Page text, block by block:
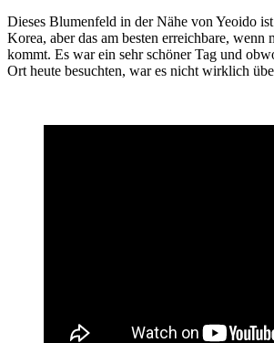
Dieses Blumenfeld in der Nähe von Yeoido
Korea, aber das am besten erreichbare, wenn
kommt. Es war ein sehr schöner Tag und
Ort heute besuchten, war es nicht wirklich